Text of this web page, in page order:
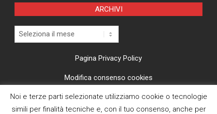
ARCHIVI
Archivi
Pagina Privacy Policy
Modifica consenso cookies
CI TROVI ANCHE SU
Noi e terze parti selezionate utilizziamo cookie o tecnologie
simili per finalità tecniche e, con il tuo consenso, anche per